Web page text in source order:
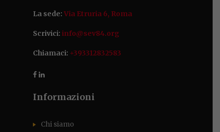
La sede: Via Etruria 6, Roma
Scrivici: info@sev84.org
Chiamaci: +393312832583
Informazioni
Chi siamo